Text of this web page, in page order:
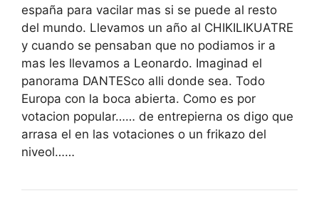
españa para vacilar mas si se puede al resto
del mundo. Llevamos un año al CHIKILIKUATRE
y cuando se pensaban que no podiamos ir a
mas les llevamos a Leonardo. Imaginad el
panorama DANTESco alli donde sea. Todo
Europa con la boca abierta. Como es por
votacion popular…… de entrepierna os digo que
arrasa el en las votaciones o un frikazo del
niveol……